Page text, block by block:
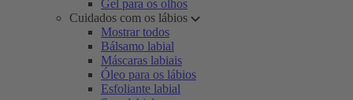
Gel para os olhos
Cuidados com os lábios
Mostrar todos
Bálsamo labial
Máscaras labiais
Óleo para os lábios
Esfoliante labial